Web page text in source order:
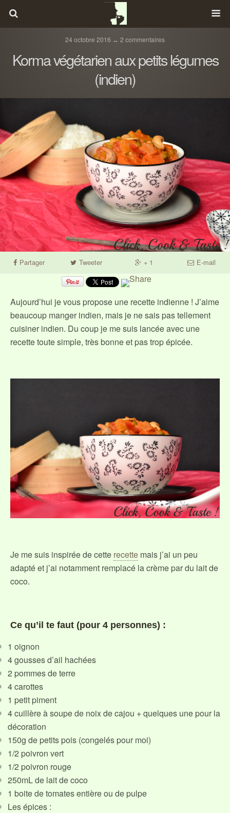
24 octobre 2016 ↔ 2 commentaires
Korma végétarien aux petits légumes
(indien)
Partager Tweeter + 1 E-mail
Aujourd’hui je vous propose une recette indienne ! J’aime
beaucoup manger indien, mais je ne sais pas tellement
cuisiner indien. Du coup je me suis lancée avec une
recette toute simple, très bonne et pas trop épicée.
Je me suis inspirée de cette recette mais j’ai un peu
adapté et j’ai notamment remplacé la crème par du lait de
coco.
Ce qu’il te faut (pour 4 personnes) :
1 oignon
4 gousses d’ail hachées
2 pommes de terre
4 carottes
1 petit piment
4 cuillère à soupe de noix de cajou + quelques une pour la
décoration
150g de petits pois (congelés pour moi)
1/2 poivron vert
1/2 poivron rouge
250mL de lait de coco
1 boite de tomates entière ou de pulpe
Les épices :